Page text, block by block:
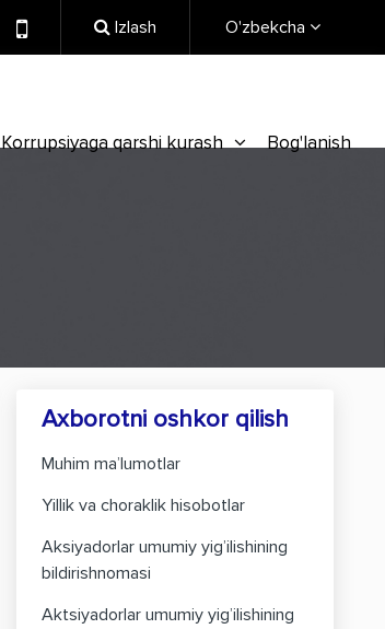
Izlash O'zbekcha
Korrupsiyaga qarshi kurash Bog'lanish
Axborotni oshkor qilish
Muhim ma’lumotlar
Yillik va choraklik hisobotlar
Aksiyadorlar umumiy yig’ilishining
bildirishnomasi
Aktsiyadorlar umumiy yig’ilishining